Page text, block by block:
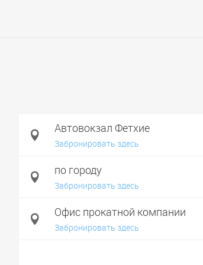
Автовокзал Фетхие
Забронировать здесь
по городу
Забронировать здесь
Офис прокатной компании
Забронировать здесь